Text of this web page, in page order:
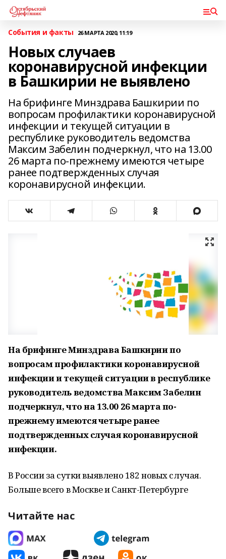
События и факты 26 МАРТА 2020, 11:19
Новых случаев
коронавирусной инфекции
в Башкирии не выявлено
На брифинге Минздрава Башкирии по
вопросам профилактики коронавирусной
инфекции и текущей ситуации в
республике руководитель ведомства
Максим Забелин подчеркнул, что на 13.00
26 марта по-прежнему имеются четыре
ранее подтвержденных случая
коронавирусной инфекции.
На брифинге Минздрава Башкирии по
вопросам профилактики коронавирусной
инфекции и текущей ситуации в республике
руководитель ведомства Максим Забелин
подчеркнул, что на 13.00 26 марта по-
прежнему имеются четыре ранее
подтвержденных случая коронавирусной
инфекции.
В России за сутки выявлено 182 новых случая.
Больше всего в Москве и Санкт-Петербурге
Читайте нас